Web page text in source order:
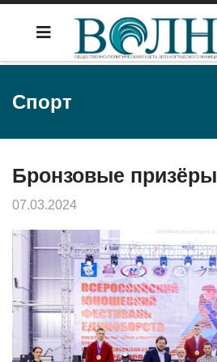
Спорт
Бронзовые призёры
07.03.2024